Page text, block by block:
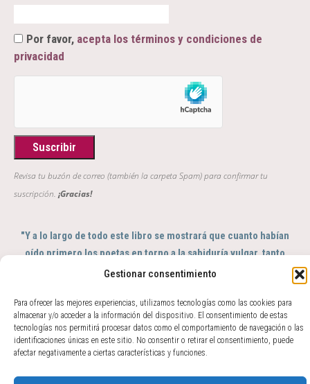
Gestionar consentimiento
Para ofrecer las mejores experiencias, utilizamos tecnologías como las cookies para
almacenar y/o acceder a la información del dispositivo. El consentimiento de estas
tecnologías nos permitirá procesar datos como el comportamiento de navegación o las
identificaciones únicas en este sitio. No consentir o retirar el consentimiento, puede
afectar negativamente a ciertas características y funciones.
Por favor, acepta los términos y condiciones de
privacidad
Revisa tu buzón de correo (también la carpeta Spam) para confirmar tu
suscripción. ¡Gracias!
"Y a lo largo de todo este libro se mostrará que cuanto habían
oído primero los poetas en torno a la sabiduría vulgar, tanto
entendieron después los filósofos en torno a la sabiduría
el sentido y éstos el intelecto del género humano"
GIAMBATTISTA VICO, Scienza Nuova, 363
© 2017 - 2026 Amparo Zacarés -